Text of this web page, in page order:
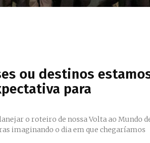
ou destinos
para
o roteiro de nossa Volta ao Mundo
imaginando o dia em que chegaríamos